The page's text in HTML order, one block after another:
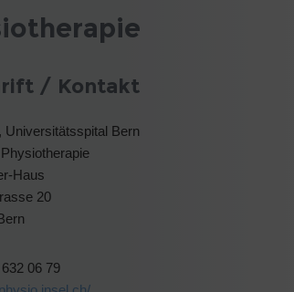
/ Kontakt
Universitätsspital Bern
Haus
20
06 79